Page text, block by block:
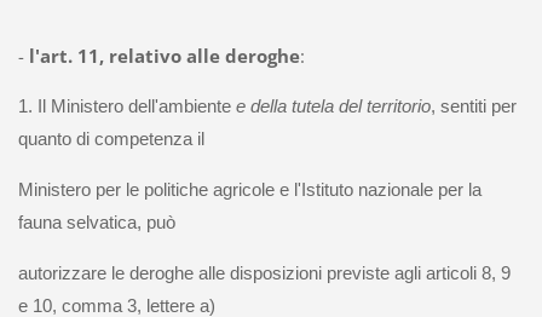
- l'art. 11, relativo alle deroghe:
1. Il Ministero dell'ambiente e della tutela del territorio, sentiti per
quanto di competenza il
Ministero per le politiche agricole e l'Istituto nazionale per la
fauna selvatica, può
autorizzare le deroghe alle disposizioni previste agli articoli 8, 9
e 10, comma 3, lettere a)